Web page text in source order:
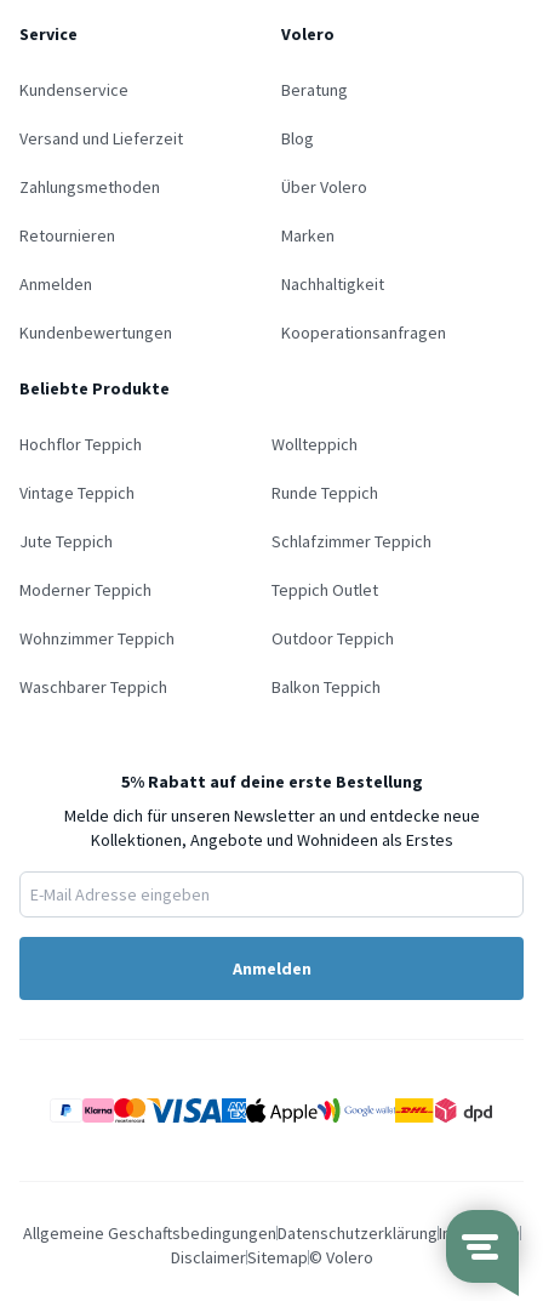
Service
Kundenservice
Versand und Lieferzeit
Zahlungsmethoden
Retournieren
Anmelden
Kundenbewertungen
Volero
Beratung
Blog
Über Volero
Marken
Nachhaltigkeit
Kooperationsanfragen
Beliebte Produkte
Hochflor Teppich Wollteppich
Vintage Teppich Runde Teppich
Jute Teppich Schlafzimmer Teppich
Moderner Teppich Teppich Outlet
Wohnzimmer Teppich Outdoor Teppich
Waschbarer Teppich Balkon Teppich
5% Rabatt auf deine erste Bestellung
Melde dich für unseren Newsletter an und entdecke neue
Kollektionen, Angebote und Wohnideen als Erstes
Anmelden
Allgemeine GeschaftsbedingungenDatenschutzerklärungImpressum
DisclaimerSitemap© Volero